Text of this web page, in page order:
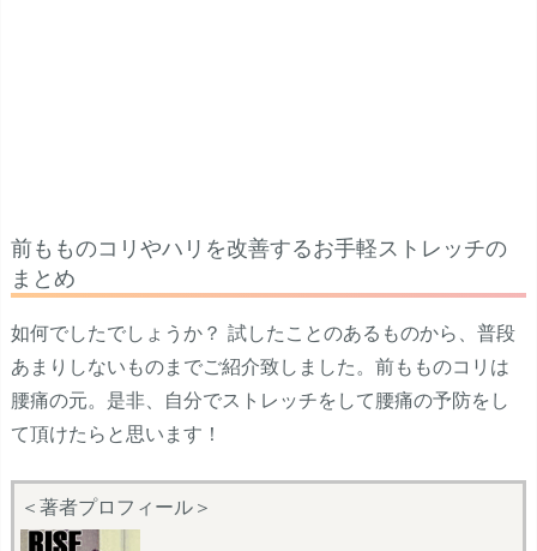
前もものコリやハリを改善するお手軽ストレッチの
まとめ
如何でしたでしょうか？ 試したことのあるものから、普段
あまりしないものまでご紹介致しました。前もものコリは
腰痛の元。是非、自分でストレッチをして腰痛の予防をし
て頂けたらと思います！
＜著者プロフィール＞